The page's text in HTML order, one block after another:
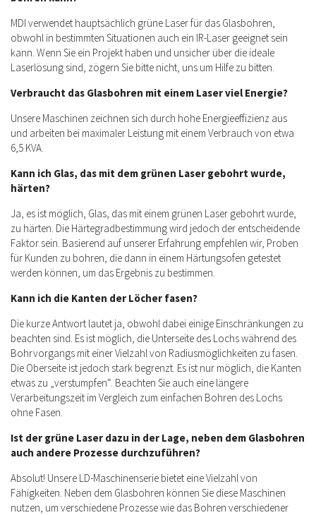
MDI verwendet hauptsächlich grüne Laser für das Glasbohren,
obwohl in bestimmten Situationen auch ein IR-Laser geeignet sein
kann. Wenn Sie ein Projekt haben und unsicher über die ideale
Laserlösung sind, zögern Sie bitte nicht, uns um Hilfe zu bitten.
Verbraucht das Glasbohren mit einem Laser viel Energie?
Unsere Maschinen zeichnen sich durch hohe Energieeffizienz aus
und arbeiten bei maximaler Leistung mit einem Verbrauch von etwa
6,5 KVA.
Kann ich Glas, das mit dem grünen Laser gebohrt wurde,
härten?
Ja, es ist möglich, Glas, das mit einem grünen Laser gebohrt wurde,
zu härten. Die Härtegradbestimmung wird jedoch der entscheidende
Faktor sein. Basierend auf unserer Erfahrung empfehlen wir, Proben
für Kunden zu bohren, die dann in einem Härtungsofen getestet
werden können, um das Ergebnis zu bestimmen.
Kann ich die Kanten der Löcher fasen?
Die kurze Antwort lautet ja, obwohl dabei einige Einschränkungen zu
beachten sind. Es ist möglich, die Unterseite des Lochs während des
Bohrvorgangs mit einer Vielzahl von Radiusmöglichkeiten zu fasen.
Die Oberseite ist jedoch stark begrenzt. Es ist nur möglich, die Kanten
etwas zu „verstumpfen“. Beachten Sie auch eine längere
Verarbeitungszeit im Vergleich zum einfachen Bohren des Lochs
ohne Fasen.
Ist der grüne Laser dazu in der Lage, neben dem Glasbohren
auch andere Prozesse durchzuführen?
Absolut! Unsere LD-Maschinenserie bietet eine Vielzahl von
Fähigkeiten. Neben dem Glasbohren können Sie diese Maschinen
nutzen, um verschiedene Prozesse wie das Bohren verschiedener